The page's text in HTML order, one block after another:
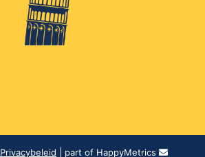
Privacybeleid | part of HappyMetrics